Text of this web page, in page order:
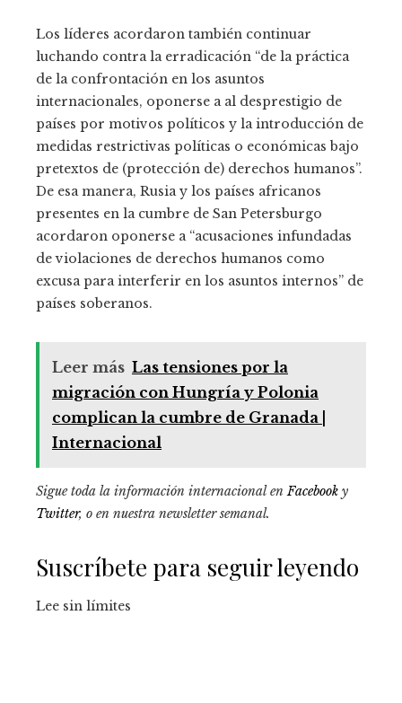
Los líderes acordaron también continuar
luchando contra la erradicación “de la práctica
de la confrontación en los asuntos
internacionales, oponerse a al desprestigio de
países por motivos políticos y la introducción de
medidas restrictivas políticas o económicas bajo
pretextos de (protección de) derechos humanos”.
De esa manera, Rusia y los países africanos
presentes en la cumbre de San Petersburgo
acordaron oponerse a “acusaciones infundadas
de violaciones de derechos humanos como
excusa para interferir en los asuntos internos” de
países soberanos.
Leer más Las tensiones por la
migración con Hungría y Polonia
complican la cumbre de Granada |
Internacional
Sigue toda la información internacional enFacebook y
Twitter, o en nuestra newsletter semanal.
Suscríbete para seguir leyendo
Lee sin límites